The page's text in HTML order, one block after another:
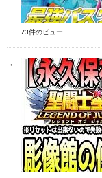
73件のビュー